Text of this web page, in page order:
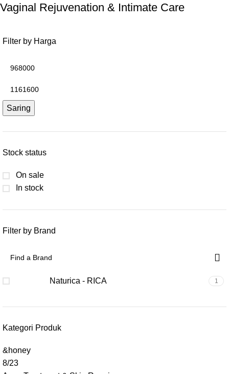
Vaginal Rejuvenation & Intimate Care
Filter by Harga
Saring
Stock status
On sale
In stock
Filter by Brand
Naturica - RICA 1
Kategori Produk
&honey
8/23